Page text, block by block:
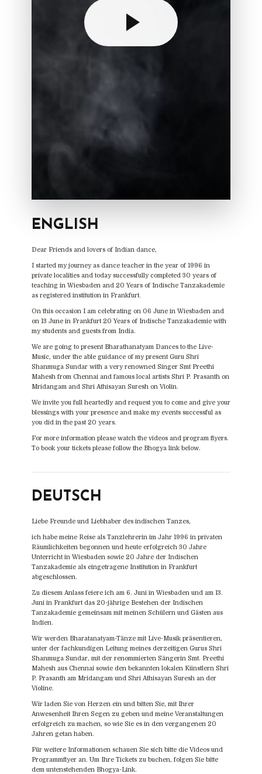
ENGLISH
Dear Friends and lovers of Indian dance,
I started my journey as dance teacher in the year of 1996 in
private localities and today successfully completed 30 years of
teaching in Wiesbaden and 20 Years of Indische Tanzakademie
as registered institution in Frankfurt.
On this occasion I am celebrating on 06 June in Wiesbaden and
on 13 June in Frankfurt 20 Years of Indische Tanzakademie with
my students and guests from India.
We are going to present Bharathanatyam Dances to the Live-
Music, under the able guidance of my present Guru Shri
Shanmuga Sundar with a very renowned Singer Smt Preethi
Mahesh from Chennai and famous local artists Shri P. Prasanth on
Mridangam and Shri Athisayan Suresh on Violin.
We invite you full heartedly and request you to come and give your
blessings with your presence and make my events successful as
you did in the past 20 years.
For more information please watch the videos and program flyers.
To book your tickets please follow the Bhogya link below.
DEUTSCH
Liebe Freunde und Liebhaber des indischen Tanzes,
ich habe meine Reise als Tanzlehrerin im Jahr 1996 in privaten
Räumlichkeiten begonnen und heute erfolgreich 30 Jahre
Unterricht in Wiesbaden sowie 20 Jahre der Indischen
Tanzakademie als eingetragene Institution in Frankfurt
abgeschlossen.
Zu diesem Anlass feiere ich am 6. Juni in Wiesbaden und am 13.
Juni in Frankfurt das 20-jährige Bestehen der Indischen
Tanzakademie gemeinsam mit meinen Schülern und Gästen aus
Indien.
Wir werden Bharatanatyam-Tänze mit Live-Musik präsentieren,
unter der fachkundigen Leitung meines derzeitigen Gurus Shri
Shanmuga Sundar, mit der renommierten Sängerin Smt. Preethi
Mahesh aus Chennai sowie den bekannten lokalen Künstlern Shri
P. Prasanth am Mridangam und Shri Athisayan Suresh an der
Violine.
Wir laden Sie von Herzen ein und bitten Sie, mit Ihrer
Anwesenheit Ihren Segen zu geben und meine Veranstaltungen
erfolgreich zu machen, so wie Sie es in den vergangenen 20
Jahren getan haben.
Für weitere Informationen schauen Sie sich bitte die Videos und
Programmflyer an. Um Ihre Tickets zu buchen, folgen Sie bitte
dem untenstehenden Bhogya-Link.